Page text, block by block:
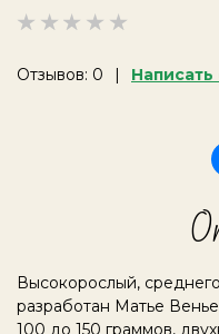
Отзывов: 0 Написать
Высокорослый,
разработан Матье
100 до 150 граммов,